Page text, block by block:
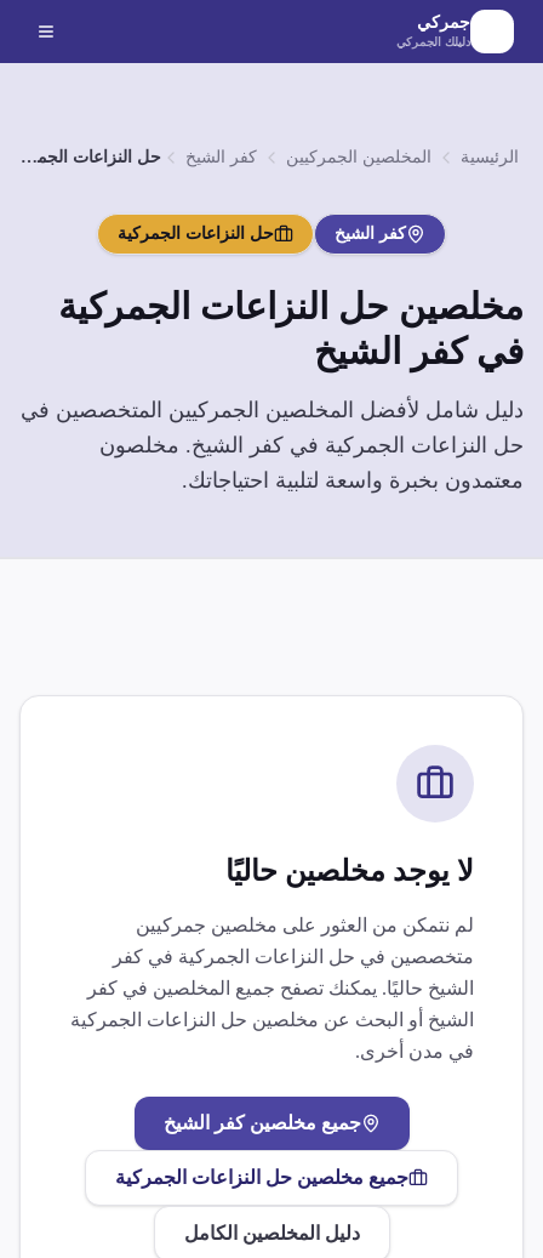
الانتقال إلى المحتوى الرئيسي
جمركي
دليلك الجمركي
الرئيسية المخلصين الجمركيين كفر الشيخ حل النزاعات الجمركية
كفر الشيخ حل النزاعات الجمركية
مخلصين حل النزاعات الجمركية
فيكفر الشيخ
دليل شامل لأفضل المخلصين الجمركيين المتخصصين في
حل النزاعات الجمركية في كفر الشيخ. مخلصون
معتمدون بخبرة واسعة لتلبية احتياجاتك.
لا يوجد مخلصين حاليًا
لم نتمكن من العثور على مخلصين جمركيين
متخصصين في حل النزاعات الجمركية في كفر
الشيخ حاليًا. يمكنك تصفح جميع المخلصين في كفر
الشيخ أو البحث عن مخلصين حل النزاعات الجمركية
في مدن أخرى.
جميع مخلصينكفر الشيخ
جميع مخلصين حل النزاعات الجمركية
دليل المخلصين الكامل